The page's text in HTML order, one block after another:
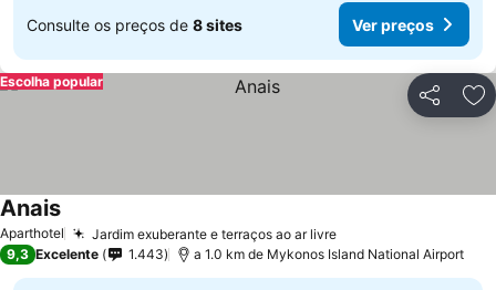
Consulte os preços de 8 sites Ver preços
Partilhar
Escolha popular
Aparthotel Jardim exuberante e terraços ao ar livre
Anais
9,3 Excelente 1.443 a 1.0 km de Mykonos Island National Airport